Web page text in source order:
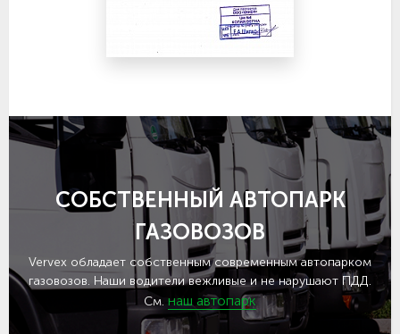
СОБСТВЕННЫЙ АВТОПАРК
ГАЗОВОЗОВ
Vervex обладает собственным современным автопарком
газовозов. Наши водители вежливые и не нарушают ПДД.
См. наш автопарк